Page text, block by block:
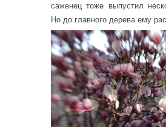
саженец тоже выпустил
Но до главного дерева ему